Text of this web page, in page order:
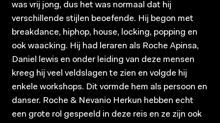
was vrij jong, dus het was normaal dat hij
verschillende stijlen beoefende. Hij begon met
breakdance, hiphop, house, locking, popping en
ook waacking. Hij had leraren als Roche Apinsa,
Daniel lewis en onder leiding van deze mensen
kreeg hij veel veldslagen te zien en volgde hij
enkele workshops. Dit vormde hem als persoon en
danser. Roche & Nevanio Herkun hebben echt
een grote rol gespeeld in deze reis en ze zijn ook